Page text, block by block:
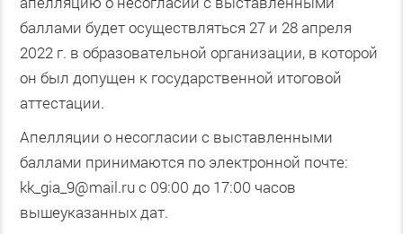
баллами будет осуществляться 27 и 28 апреля
2022 г. в образовательной организации, в которой
он был допущен к государственной итоговой
аттестации.
Апелляции о несогласии с выставленными
баллами принимаются по электронной почте:
kk_gia_9@mail.ru с 09:00 до 17:00 часов
вышеуказанных дат.